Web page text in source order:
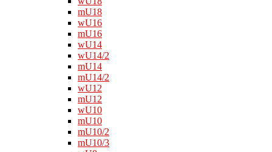
mU18
wU16
mU16
wU14
wU14/2
mU14
mU14/2
wU12
mU12
wU10
mU10
mU10/2
mU10/3